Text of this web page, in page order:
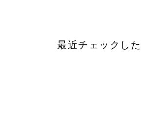
最近チェックし